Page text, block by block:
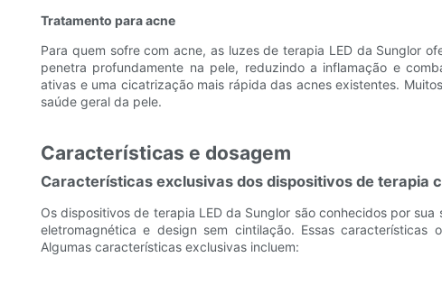
Tratamento para acne
Para quem sofre com acne, as luzes de terapia LED da Sunglor
penetra profundamente na pele, reduzindo a inflamação e
ativas e uma cicatrização mais rápida das acnes existentes.
saúde geral da pele.
Características e dosagem
Características exclusivas dos dispositivos de terapia
Os dispositivos de terapia LED da Sunglor são conhecidos por
eletromagnética e design sem cintilação. Essas
Algumas características exclusivas incluem: